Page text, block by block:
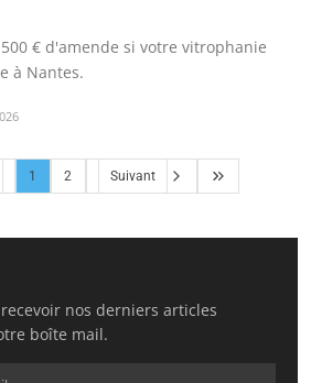
€ d'amende si votre vitrophanie
à Nantes.
1 2 Suivant
nos derniers articles
boîte mail.